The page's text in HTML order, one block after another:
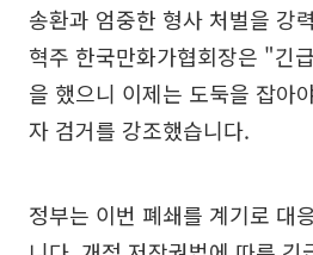
송환과 엄중한 형사 처벌을 강
혁주 한국만화가협회장은 "긴
을 했으니 이제는 도둑을 잡아
자 검거를 강조했습니다.
정부는 이번 폐쇄를 계기로 대